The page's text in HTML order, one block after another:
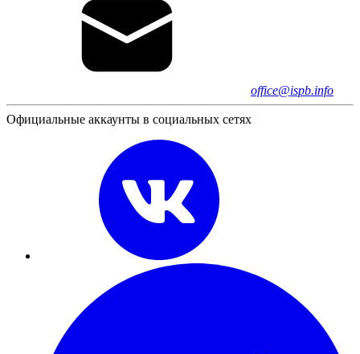
office@ispb.info
Официальные аккаунты в социальных сетях